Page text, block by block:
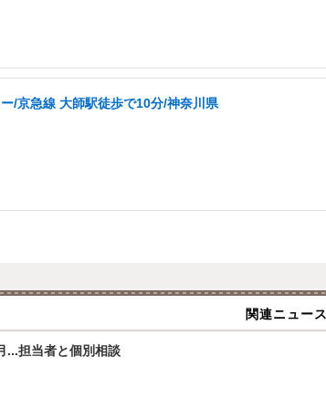
/京急線 大師駅徒歩で10分/神奈川県
関連ニュース
...担当者と個別相談